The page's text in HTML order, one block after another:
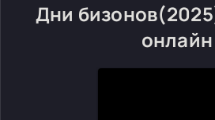
Дни
онлайн